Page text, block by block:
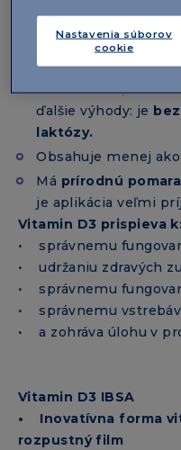
každého s
kapsuly, pacientov
na lôžko, starší
Okrem toho,
ďalšie výhody: je
laktózy.
Obsahuje menej
Má prírodnú
je aplikácia veľmi
Vitamin D3 prispieva k:
• správnemu
• udržaniu zdravých
• správnemu
• správnemu
• a zohráva úlohu v
Vitamin D3 IBSA
• Inovatívna forma
rozpustný film
Nastavenia súborov
cookie